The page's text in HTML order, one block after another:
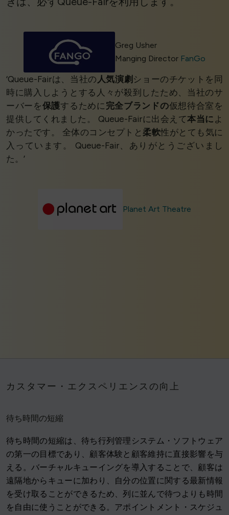
Greg Usher
Manging Director FanGo
‘Queue-Fairは、当社の 人気演劇 ショーのチケットを同
時に購入しようとする人々が殺到したため、当社のサ
ーバーを保護するために 完全ブランドの仮想待合室を
提供してくれました。 Queue-Fairに出会えて本当に よ
かったです。 全体のコンセプトと 柔軟性がとても気に
入っています。 Queue-Fair、ありがとうございまし
た。’
Planet Art Theatre
カスタマー・エクスペリエンスの向上
待ち時間の短縮
待ち時間の短縮は、待ち行列管理システム・ソフトウェア
の第一の目標であり、顧客体験と顧客維持に直接影響を与
える。バーチャルキューイングを導入することで、顧客は
遠隔地からキューに加わり、自分の位置に関する最新情報
を受け取ることができるため、列に並んで待つよりも時間
を自由に使うことができる。アポイントメント・スケジュ